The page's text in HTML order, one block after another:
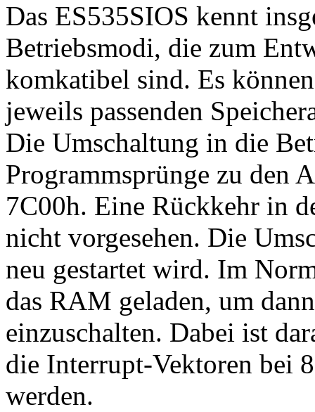
Das ES535SIOS kennt
Betriebsmodi, die zum
komkatibel sind. Es
jeweils passenden
Die Umschaltung in die
Programmsprünge zu den
7C00h. Eine Rückkehr in
nicht vorgesehen. Die
neu gestartet wird. Im
das RAM geladen, um
einzuschalten. Dabei ist
die Interrupt-Vektoren bei
werden.